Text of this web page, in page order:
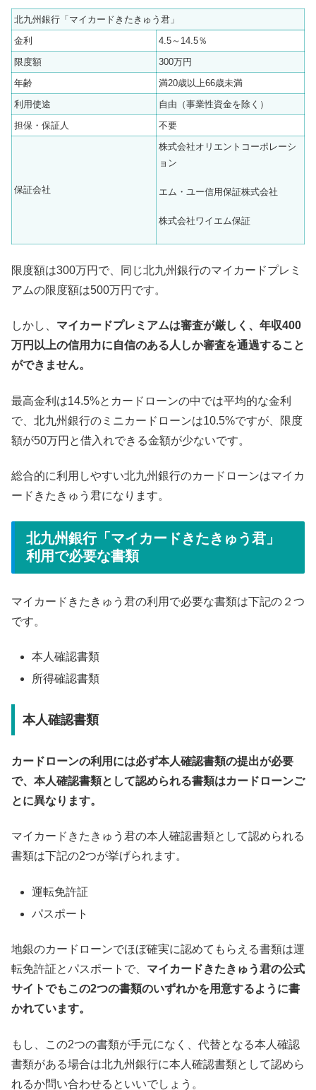
北九州銀行「マイカードきたきゅう君」
金利
4.5～14.5％
限度額
300万円
年齢
満20歳以上66歳未満
利用使途
自由（事業性資金を除く）
担保・保証人
不要
保証会社
株式会社オリエントコーポレーシ
ョン
エム・ユー信用保証株式会社
株式会社ワイエム保証
限度額は300万円で、同じ北九州銀行のマイカードプレミ
アムの限度額は500万円です。
しかし、 マイカードプレミアムは審査が厳しく、年収400
万円以上の信用力に自信のある人しか審査を通過すること
ができません。
最高金利は14.5%とカードローンの中では平均的な金利
で、北九州銀行のミニカードローンは10.5%ですが、限度
額が50万円と借入れできる金額が少ないです。
総合的に利用しやすい北九州銀行のカードローンはマイカ
ードきたきゅう君になります。
北九州銀行「マイカードきたきゅう君」
利用で必要な書類
マイカードきたきゅう君の利用で必要な書類は下記の２つ
です。
本人確認書類
所得確認書類
本人確認書類
カードローンの利用には必ず本人確認書類の提出が必要
で、本人確認書類として認められる書類はカードローンご
とに異なります。
マイカードきたきゅう君の本人確認書類として認められる
書類は下記の2つが挙げられます。
運転免許証
パスポート
地銀のカードローンでほぼ確実に認めてもらえる書類は運
転免許証とパスポートで、 マイカードきたきゅう君の公式
サイトでもこの2つの書類のいずれかを用意するように書
かれています。
もし、この2つの書類が手元になく、代替となる本人確認
書類がある場合は北九州銀行に本人確認書類として認めら
れるか問い合わせるといいでしょう。